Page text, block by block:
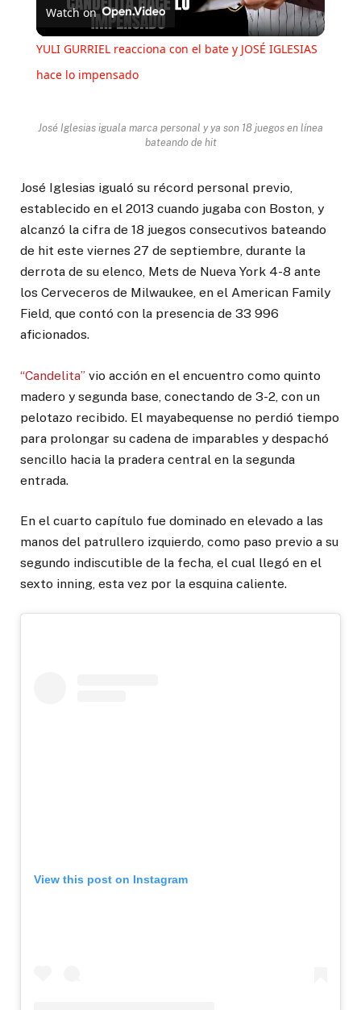
Video
Watch on
YULI GURRIEL reacciona con el bate y JOSÉ IGLESIAS
hace lo impensado
José Iglesias iguala marca personal y ya son 18 juegos en línea
bateando de hit
José Iglesias igualó su récord personal previo,
establecido en el 2013 cuando jugaba con Boston, y
alcanzó la cifra de 18 juegos consecutivos bateando
de hit este viernes 27 de septiembre, durante la
derrota de su elenco, Mets de Nueva York 4-8 ante
los Cerveceros de Milwaukee, en el American Family
Field, que contó con la presencia de 33 996
aficionados.
“Candelita” vio acción en el encuentro como quinto
madero y segunda base, conectando de 3-2, con un
pelotazo recibido. El mayabequense no perdió tiempo
para prolongar su cadena de imparables y despachó
sencillo hacia la pradera central en la segunda
entrada.
En el cuarto capítulo fue dominado en elevado a las
manos del patrullero izquierdo, como paso previo a su
segundo indiscutible de la fecha, el cual llegó en el
sexto inning, esta vez por la esquina caliente.
View this post on Instagram